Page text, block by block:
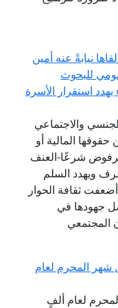
نيابةً عنه أمين
للبحوث
يهدد استقرار الأسرة
والاجتماعي
المالية أو
شرعًا-العنف
ويهدد السلم
ثقافة الحوار
جهودها في
المجتمعي
شهر المحرم لعام
لعام ألفٍ